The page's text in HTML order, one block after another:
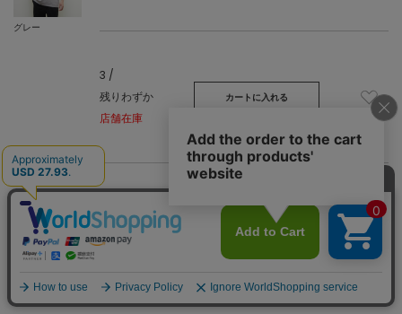
グレー
3 /
残りわずか
店舗在庫
カートに入れる
4 /
在庫なし
再入荷リクエスト